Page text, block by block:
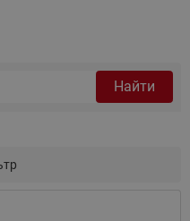
Найти